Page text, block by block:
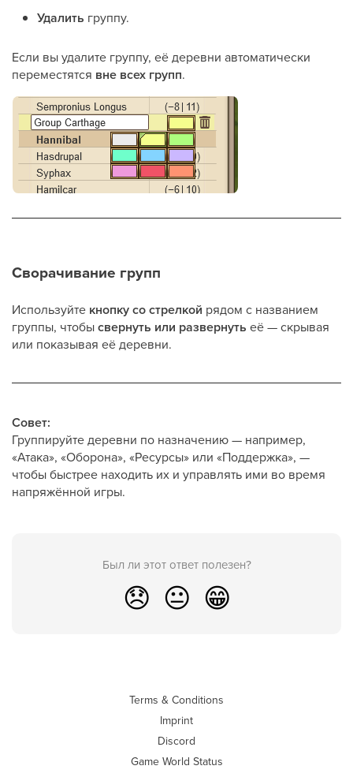
Удалить группу.
Если вы удалите группу, её деревни автоматически
переместятся вне всех групп.
Сворачивание групп
Используйте кнопку со стрелкой рядом с названием
группы, чтобысвернуть или развернуть её — скрывая
или показывая её деревни.
Совет:
Группируйте деревни по назначению — например,
«Атака», «Оборона», «Ресурсы» или «Поддержка», —
чтобы быстрее находить их и управлять ими во время
напряжённой игры.
Был ли этот ответ полезен?
😞 😐 😁
Terms & Conditions
Imprint
Discord
Game World Status